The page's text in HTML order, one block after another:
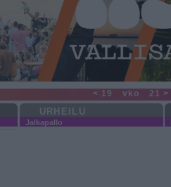
< 19 vko 21 >
URHEILU
Jalkapallo